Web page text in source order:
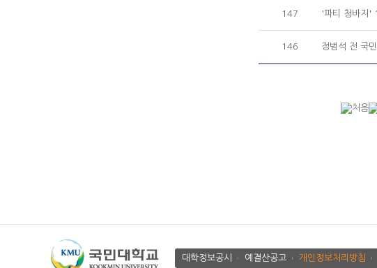
147 '파티 청바지'
146 정범석 전 국
대학정보공시 예결산공고 개인정보처리방침